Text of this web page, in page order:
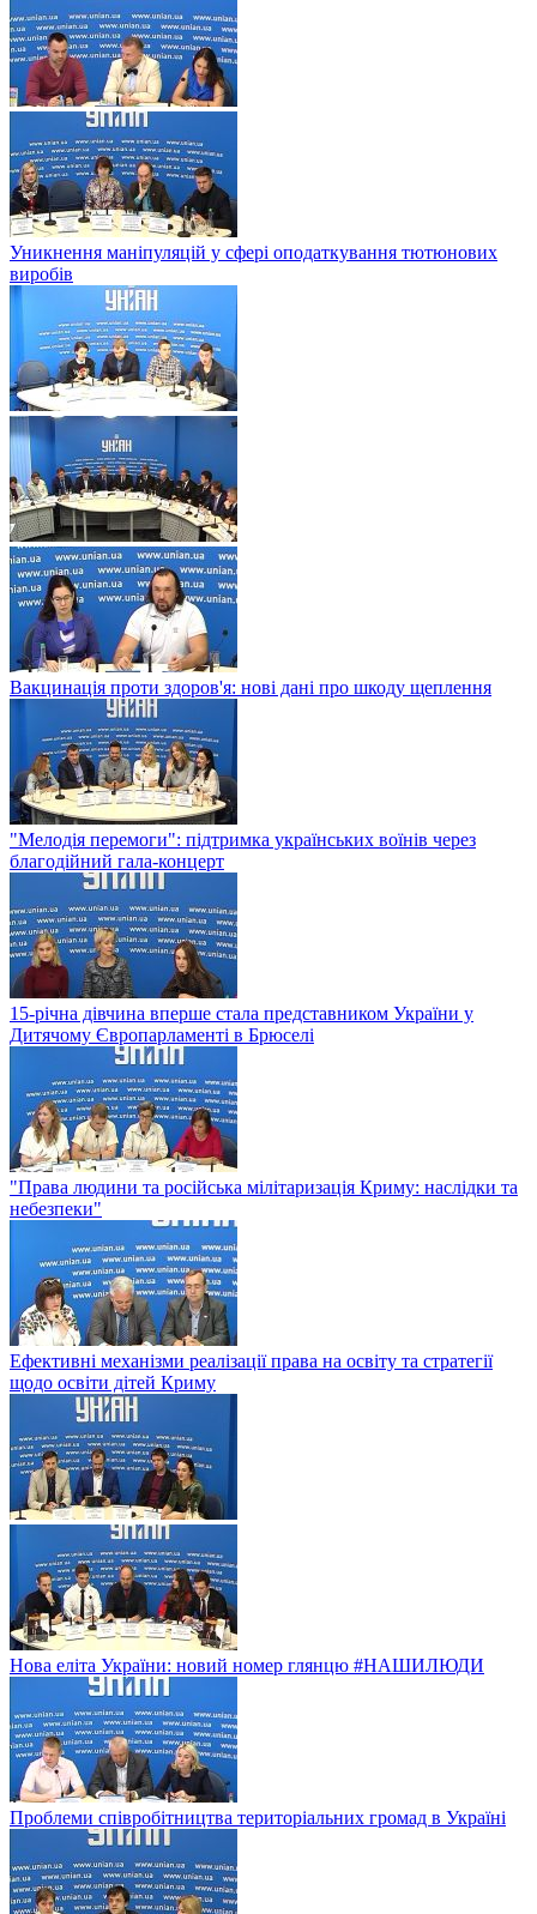
Уникнення маніпуляцій у сфері оподаткування тютюнових
виробів
Вакцинація проти здоров'я: нові дані про шкоду щеплення
"Мелодія перемоги": підтримка українських воїнів через
благодійний гала-концерт
15-річна дівчина вперше стала представником України у
Дитячому Європарламенті в Брюселі
"Права людини та російська мілітаризація Криму: наслідки та
небезпеки"
Ефективні механізми реалізації права на освіту та стратегії
щодо освіти дітей Криму
Нова еліта України: новий номер глянцю #НАШИЛЮДИ
Проблеми співробітництва територіальних громад в Україні